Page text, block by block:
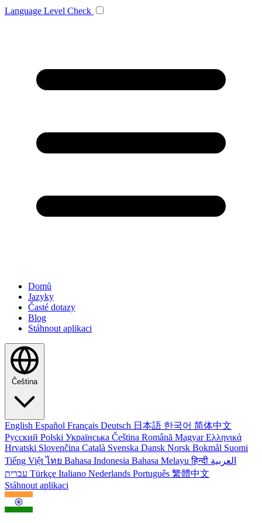
Language Level Check
Domů
Jazyky
Časté dotazy
Blog
Stáhnout aplikaci
Čeština
English Español Français Deutsch 日本語 한국어 简体中文
Русский Polski Українська Čeština Română MagyarΕλληνικά
Hrvatski Slovenčina Català Svenska Dansk Norsk Bokmål Suomi
Tiếng Việtไทย Bahasa Indonesia Bahasa Melayuहिन्दी العربية
Türkçe Italiano Nederlands Português 繁體中文
Stáhnout aplikaci